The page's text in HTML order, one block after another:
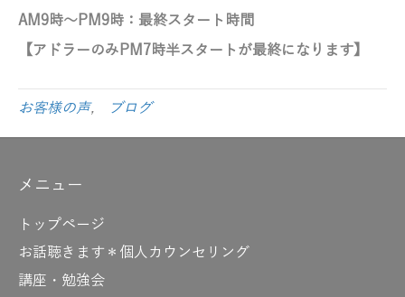
AM9時～PM9時 ：最終スタート時間
【アドラーのみ PM7時半スタートが最終になります】
お客様の声, ブログ
メニュー
トップページ
お話聴きます＊個人カウンセリング
講座・勉強会